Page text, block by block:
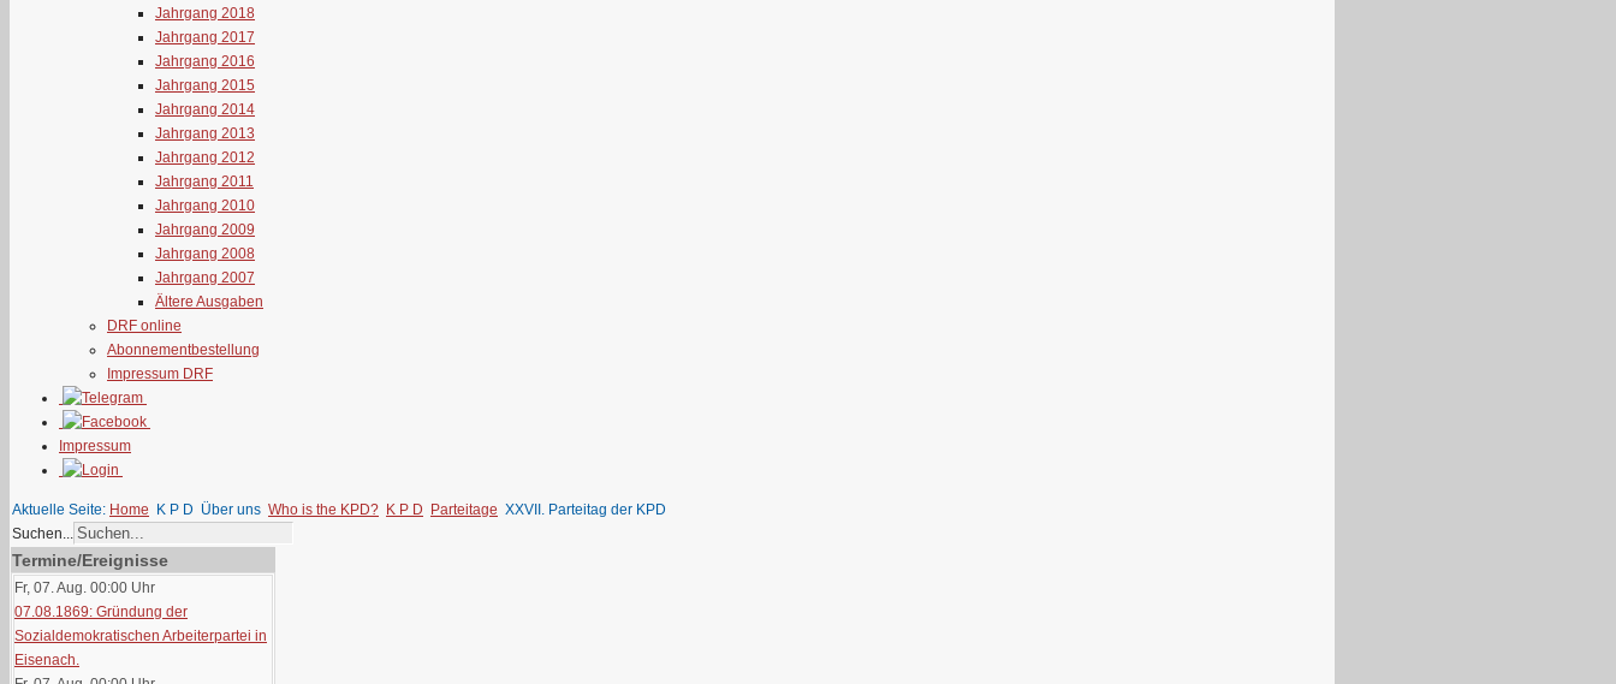
Jahrgang 2018
Jahrgang 2017
Jahrgang 2016
Jahrgang 2015
Jahrgang 2014
Jahrgang 2013
Jahrgang 2012
Jahrgang 2011
Jahrgang 2010
Jahrgang 2009
Jahrgang 2008
Jahrgang 2007
Ältere Ausgaben
DRF online
Abonnementbestellung
Impressum DRF
Impressum
Aktuelle Seite: Home K P D Über uns Who is the KPD? K P D Parteitage XXVII. Parteitag der KPD
Suchen...
Termine/Ereignisse
Fr, 07. Aug. 00:00 Uhr
07.08.1869: Gründung der
Sozialdemokratischen Arbeiterpartei in
Eisenach.